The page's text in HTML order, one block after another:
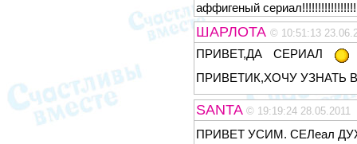
аффигеный
ШАРЛОТА © 10:51:13
ПРИВЕТ,ДА СЕРИАЛ
ПРИВЕТИК,ХОЧУ
SANTA © 19:19:24 28.05.2011
ПРИВЕТ УСИМ. СЕЛеал